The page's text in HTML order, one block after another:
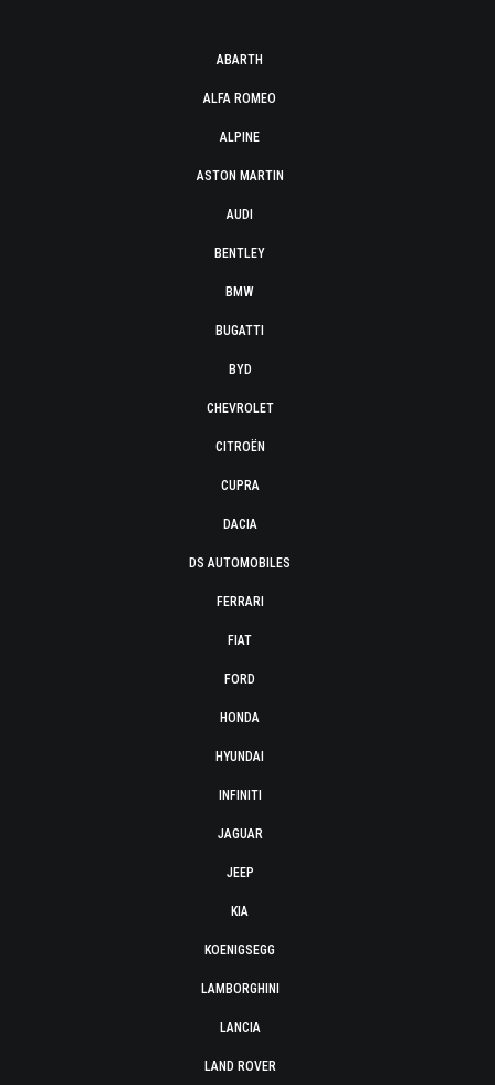
ABARTH
ALFA ROMEO
ALPINE
ASTON MARTIN
AUDI
BENTLEY
BMW
BUGATTI
BYD
CHEVROLET
CITROËN
CUPRA
DACIA
DS AUTOMOBILES
FERRARI
FIAT
FORD
HONDA
HYUNDAI
INFINITI
JAGUAR
JEEP
KIA
KOENIGSEGG
LAMBORGHINI
LANCIA
LAND ROVER